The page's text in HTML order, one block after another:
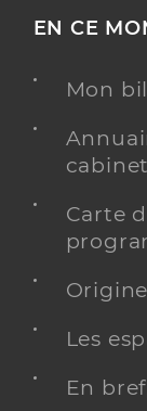
EN CE
Mon
Carte
Les
En